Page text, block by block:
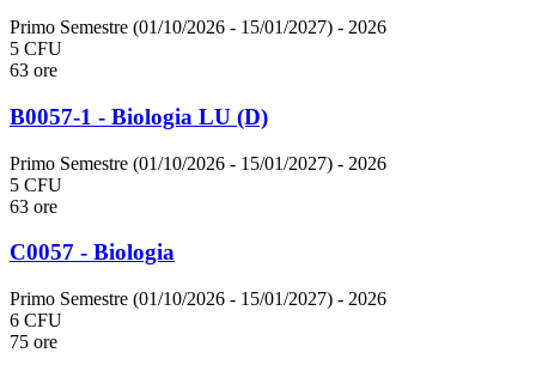
Primo Semestre (01/10/2026 - 15/01/2027) - 2026
5 CFU
63 ore
B0057-1 - Biologia LU (D)
Primo Semestre (01/10/2026 - 15/01/2027) - 2026
5 CFU
63 ore
C0057 - Biologia
Primo Semestre (01/10/2026 - 15/01/2027) - 2026
6 CFU
75 ore